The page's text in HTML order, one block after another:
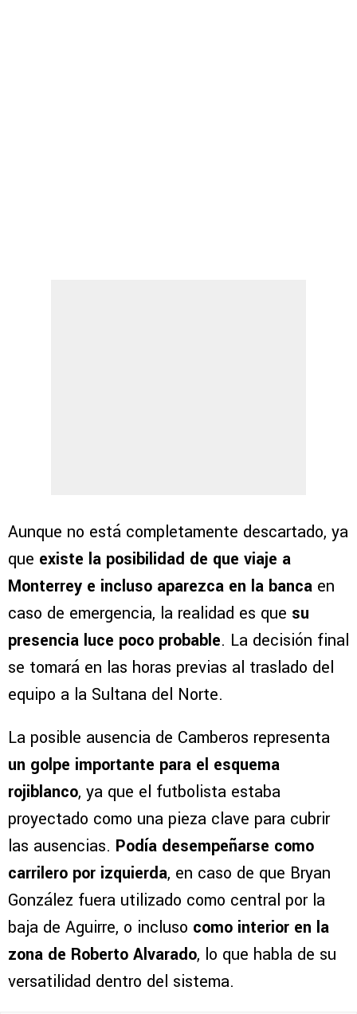
Aunque no está completamente descartado, ya
que existe la posibilidad de que viaje a
Monterrey e incluso aparezca en la banca en
caso de emergencia, la realidad es que su
presencia luce poco probable. La decisión final
se tomará en las horas previas al traslado del
equipo a la Sultana del Norte.
La posible ausencia de Camberos representa
un golpe importante para el esquema
rojiblanco, ya que el futbolista estaba
proyectado como una pieza clave para cubrir
las ausencias. Podía desempeñarse como
carrilero por izquierda, en caso de que Bryan
González fuera utilizado como central por la
baja de Aguirre, o incluso como interior en la
zona de Roberto Alvarado, lo que habla de su
versatilidad dentro del sistema.